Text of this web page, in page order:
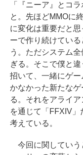
「『ニーア』とコ
と。先ほどMMOに
に変化は重要だと
ーで作り続けてい
う。ただシステム
ぎる。そこで僕と
招いて、一緒にゲ
かなかった新たな
る。それをアライ
を通じて「FFXIV」
考えている。
今回に関していう